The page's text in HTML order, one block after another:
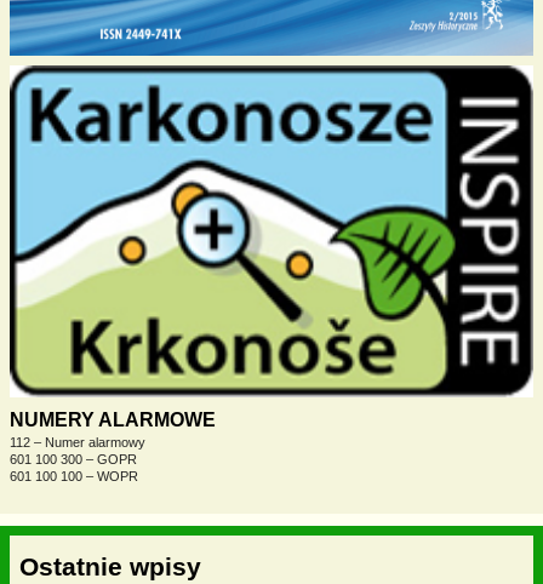
NUMERY ALARMOWE
112 – Numer alarmowy
601 100 300 – GOPR
601 100 100 – WOPR
Ostatnie wpisy